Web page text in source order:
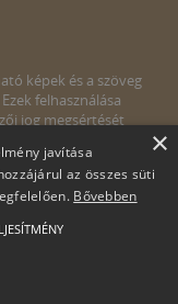
képek és a szöveg
felhasználása
jog megsértését
a következő e-mail
×
javítása
az összes süti
Bővebben